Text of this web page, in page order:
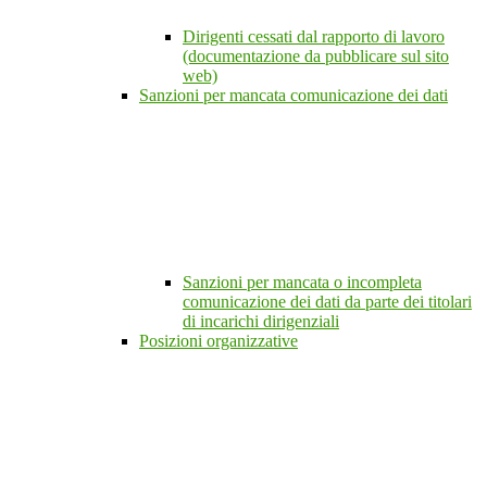
Dirigenti cessati dal rapporto di lavoro
(documentazione da pubblicare sul sito
web)
Sanzioni per mancata comunicazione dei dati
Sanzioni per mancata o incompleta
comunicazione dei dati da parte dei titolari
di incarichi dirigenziali
Posizioni organizzative